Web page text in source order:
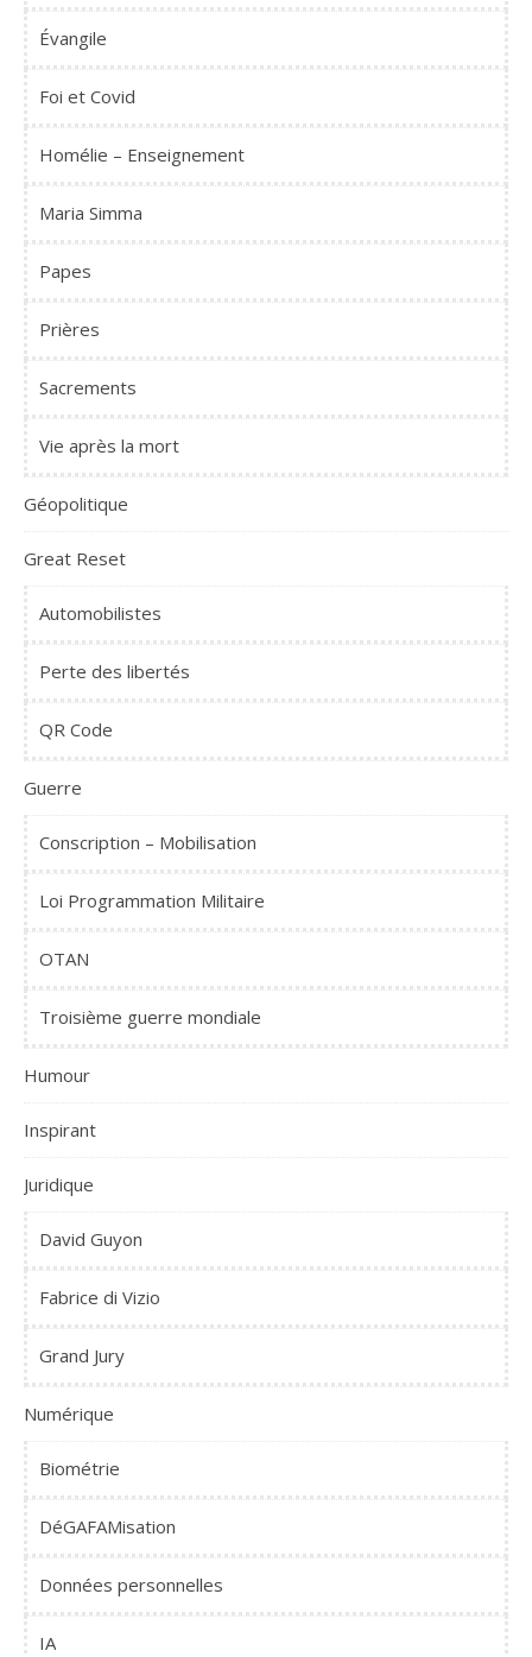
Évangile
Foi et Covid
Homélie – Enseignement
Maria Simma
Papes
Prières
Sacrements
Vie après la mort
Géopolitique
Great Reset
Automobilistes
Perte des libertés
QR Code
Guerre
Conscription – Mobilisation
Loi Programmation Militaire
OTAN
Troisième guerre mondiale
Humour
Inspirant
Juridique
David Guyon
Fabrice di Vizio
Grand Jury
Numérique
Biométrie
DéGAFAMisation
Données personnelles
IA